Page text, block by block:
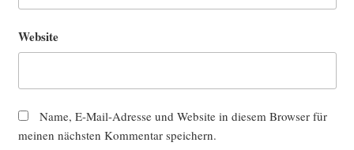
Website
Name, E-Mail-Adresse und Website in diesem Browser für
meinen nächsten Kommentar speichern.